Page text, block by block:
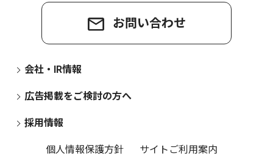
お問い合わせ
会社・IR情報
広告掲載をご検討の方へ
採用情報
個人情報保護方針
サイトご利用案内